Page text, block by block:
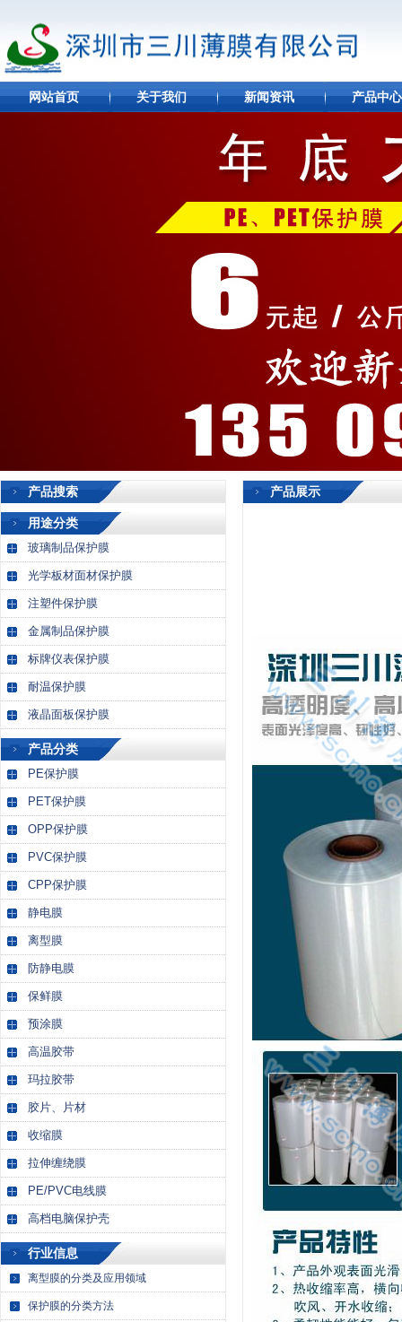
网站首页 关于我们 新闻资讯 产品中心
产品搜索
用途分类
玻璃制品保护膜
光学板材面材保护膜
注塑件保护膜
金属制品保护膜
标牌仪表保护膜
耐温保护膜
液晶面板保护膜
产品分类
PE保护膜
PET保护膜
OPP保护膜
PVC保护膜
CPP保护膜
静电膜
离型膜
防静电膜
保鲜膜
预涂膜
高温胶带
玛拉胶带
胶片、片材
收缩膜
拉伸缠绕膜
PE/PVC电线膜
高档电脑保护壳
行业信息
离型膜的分类及应用领域
保护膜的分类方法
产品展示